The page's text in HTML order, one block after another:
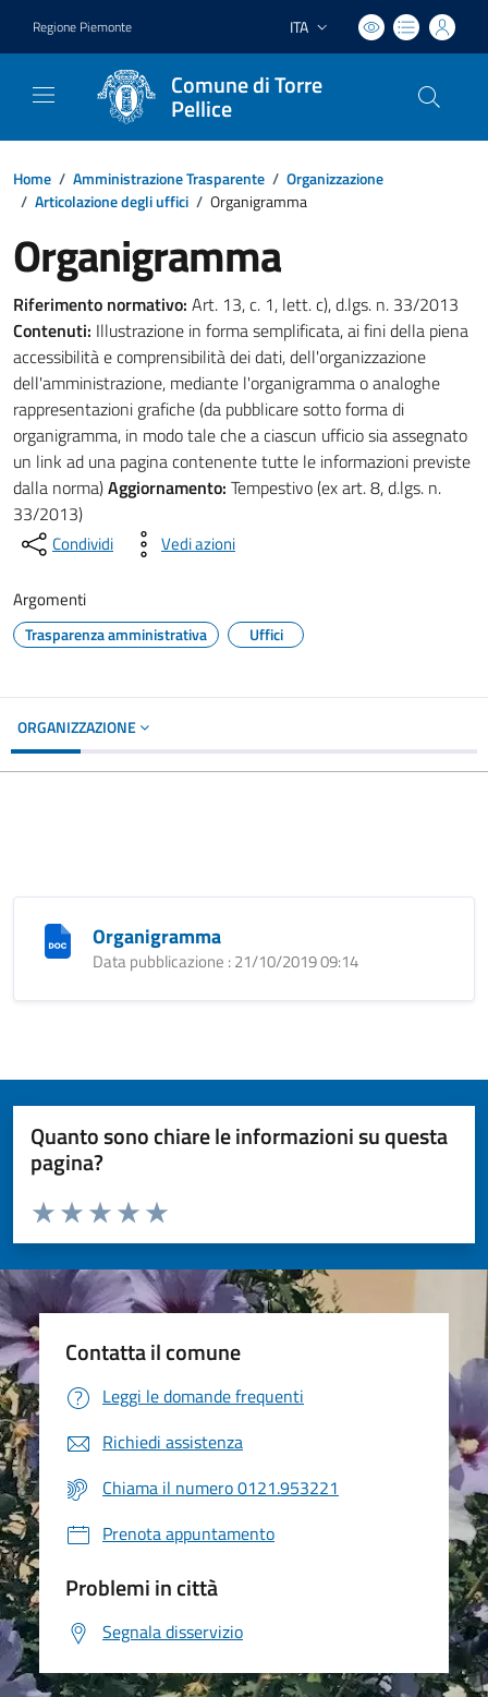
Regione Piemonte Lingua attiva:
ITA
Comune di Torre
Pellice
Home / Amministrazione Trasparente / Organizzazione
/ Articolazione degli uffici / Organigramma
Organigramma
Riferimento normativo: Art. 13, c. 1, lett. c), d.lgs. n. 33/2013
Contenuti: Illustrazione in forma semplificata, ai fini della piena
accessibilità e comprensibilità dei dati, dell'organizzazione
dell'amministrazione, mediante l'organigramma o analoghe
rappresentazioni grafiche (da pubblicare sotto forma di
organigramma, in modo tale che a ciascun ufficio sia assegnato
un link ad una pagina contenente tutte le informazioni previste
dalla norma)Aggiornamento: Tempestivo (ex art. 8, d.lgs. n.
33/2013)
Condividi Vedi azioni
Argomenti
Trasparenza amministrativa Uffici
ORGANIZZAZIONE
Organigramma
Data pubblicazione : 21/10/2019 09:14
Quanto sono chiare le informazioni su questa
pagina?
Valuta da 1 a 5 stelle la pagina
Valuta 5 stelle su 5
Valuta 4 stelle su 5
Valuta 3 stelle su 5
Valuta 2 stelle su 5
Valuta 1 stelle su 5
Contatta il comune
Leggi le domande frequenti
Richiedi assistenza
Chiama il numero 0121.953221
Prenota appuntamento
Problemi in città
Segnala disservizio